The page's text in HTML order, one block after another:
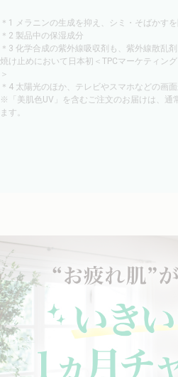
＊1 メラニンの生成を抑え、シミ・そばかす
＊2 製品中の保湿成分
＊3 化学合成の紫外線吸収剤も、紫外線散乱
焼け止めにおいて日本初＜TPCマーケティン
＞
＊4 太陽光のほか、テレビやスマホなどの画
※「美肌色UV」を含むご注文のお届けは、通
ます。